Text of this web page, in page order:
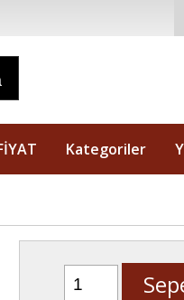
Kategoriler